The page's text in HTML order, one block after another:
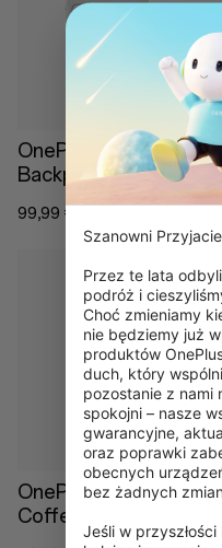
Brak w magazynie
OnePlus Rolltop
Backpack
99,99 €
Brak w magazynie
OnePlus Insulated
Coffee Travel Tumbler
Szanowni
Przez te lata
podróż i
Choć zmieniamy
nie będziemy już
produktów
duch, który
pozostanie z nami
spokojni – nasze
gwarancyjne,
oraz poprawki
obecnych
bez żadnych
Jeśli w